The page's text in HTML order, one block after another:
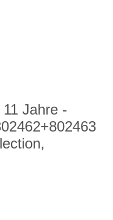
Jahre -